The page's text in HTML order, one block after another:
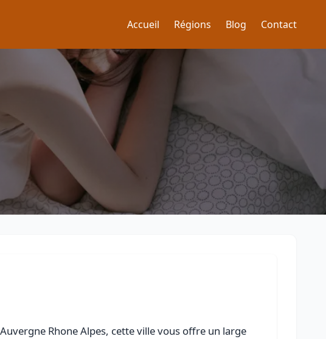
Accueil Régions Blog Contact
Rhone Alpes, cette ville vous offre un large